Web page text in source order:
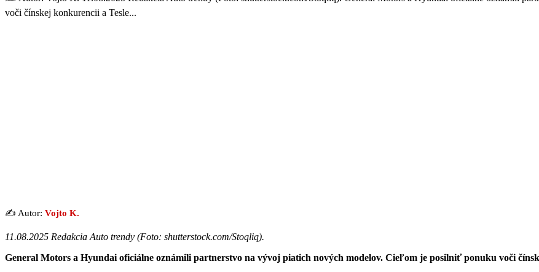
voči čínskej konkurencii a Tesle...
✍️ Autor: Vojto K.
11.08.2025 Redakcia Auto trendy (Foto: shutterstock.com/Stoqliq).
General Motors a Hyundai oficiálne oznámili partnerstvo na vývoj piatich nových modelov. Cieľom je posilniť ponuku voči